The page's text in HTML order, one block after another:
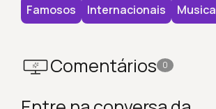
Famosos
Internacionais Musica
Comentários 0